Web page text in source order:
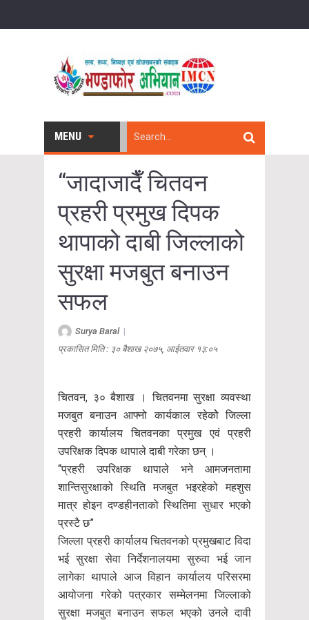
MENU
“जादाजादैँ चितवन
प्रहरी प्रमुख दिपक
थापाको दाबी जिल्लाको
सुरक्षा मजबुत बनाउन
सफल
Surya Baral|
प्रकासित मिति : ३० बैशाख २०७५, आईतवार १३:०५
चितवन, ३० बैशाख । चितवनमा सुरक्षा व्यवस्था
मजबुत बनाउन आफ्नो कार्यकाल रहेकोे जिल्ला
प्रहरी कार्यालय चितवनका प्रमुख एवं प्रहरी
उपरिक्षक दिपक थापाले दाबी गरेका छन् ।
“प्रहरी उपरिक्षक थापाले भने आमजनतामा
शान्तिसुरक्षाको स्थिति मजबुत भइरहेको महशुस
मात्र होइन दण्डहीनताको स्थितिमा सुधार भएको
प्रस्टै छ”
जिल्ला प्रहरी कार्यालय चितवनको प्रमुखबाट विदा
भई सुरक्षा सेवा निर्देशनालयमा सुरुवा भई जान
लागेका थापाले आज विहान कार्यालय परिसरमा
आयोजना गरेको पत्रकार सम्मेलनमा जिल्लाको
सुरक्षा मजबुत बनाउन सफल भएको उनले दावी